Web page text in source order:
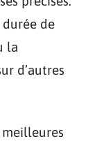
de
la
d’autres